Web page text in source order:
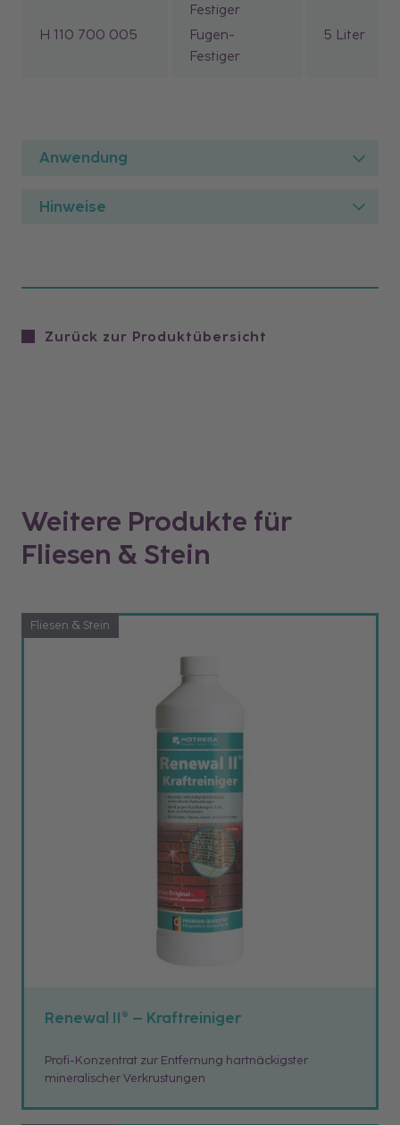
Festiger
H 110 700 005
Fugen-
Festiger
5 Liter
Anwendung
Hinweise
Zurück zur Produktübersicht
Weitere Produkte für
Fliesen & Stein
Fliesen & Stein
Renewal II® – Kraftreiniger
Profi-Konzentrat zur Entfernung hartnäckigster
mineralischer Verkrustungen